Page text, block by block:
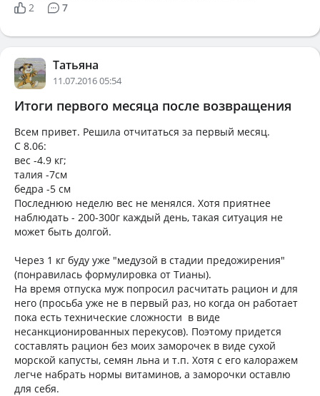
2
7
Татьяна
11.07.2016 05:54
Итоги первого месяца после возвращения
Всем привет. Решила отчитаться за первый месяц.
С 8.06:
вес -4.9 кг;
талия -7см
бедра -5 см
Последнюю неделю вес не менялся. Хотя приятнее
наблюдать - 200-300г каждый день, такая ситуация не
может быть долгой.
Через 1 кг буду уже "медузой в стадии предожирения"
(понравилась формулировка от Тианы).
На время отпуска муж попросил расчитать рацион и для
него (просьба уже не в первый раз, но когда он работает
пока есть технические сложности в виде
несанкционированных перекусов). Поэтому придется
составлять рацион без моих заморочек в виде сухой
морской капусты, семян льна и т.п. Хотя с его калоражем
легче набрать нормы витаминов, а заморочки оставлю
для себя.